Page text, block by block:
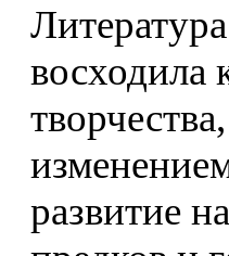
восходила
развитие